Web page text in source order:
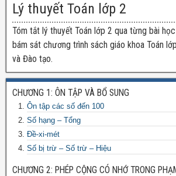
Lý thuyết Toán lớp 2
Tóm tắt lý thuyết Toán lớp 2 qua từng bài
bám sát chương trình sách giáo khoa Toán
và Đào tạo.
CHƯƠNG 1: ÔN TẬP VÀ BỔ SUNG
Ôn tập các số đến 100
Số hạng – Tổng
Đề-xi-mét
Số bị trừ – Số trừ – Hiệu
CHƯƠNG 2: PHÉP CỘNG CÓ NHỚ TRONG